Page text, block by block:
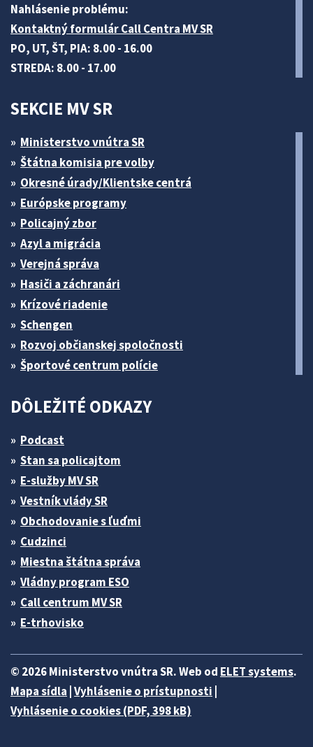
Nahlásenie problému:
Kontaktný formulár Call Centra MV SR
PO, UT, ŠT, PIA: 8.00 - 16.00
STREDA: 8.00 - 17.00
SEKCIE MV SR
Ministerstvo vnútra SR
Štátna komisia pre volby
Okresné úrady/Klientske centrá
Európske programy
Policajný zbor
Azyl a migrácia
Verejná správa
Hasiči a záchranári
Krízové riadenie
Schengen
Rozvoj občianskej spoločnosti
Športové centrum polície
DÔLEŽITÉ ODKAZY
Podcast
Stan sa policajtom
E-služby MV SR
Vestník vlády SR
Obchodovanie s ľuďmi
Cudzinci
Miestna štátna správa
Vládny program ESO
Call centrum MV SR
E-trhovisko
© 2026 Ministerstvo vnútra SR. Web od ELET systems.
Mapa sídla |Vyhlásenie o prístupnosti |
Vyhlásenie o cookies (PDF, 398 kB)